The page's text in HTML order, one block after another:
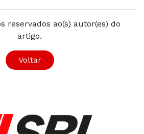
reservados ao(s) autor(es) do
artigo.
Voltar